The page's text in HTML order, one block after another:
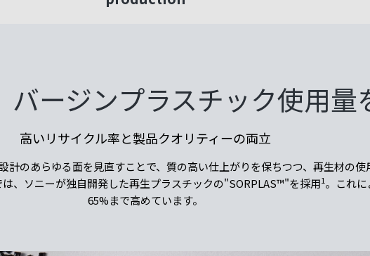
バージンプラスチック使用量
高いリサイクル率と製品クオリティーの両立
計のあらゆる面を見直すことで、質の高い仕上がりを保ちつつ、再生材の
は、ソニーが独自開発した再生プラスチックの"SORPLAS™"を採用1。これに
65%まで高めています。